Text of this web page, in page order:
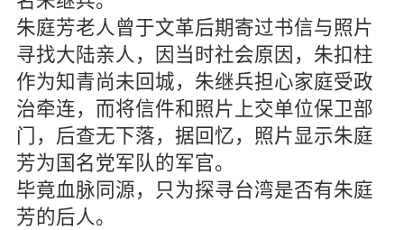
朱庭芳老人曾于文革后期寄过书信与照片
寻找大陆亲人，因当时社会原因，朱扣柱
作为知青尚未回城，朱继兵担心家庭受政
治牵连，而将信件和照片上交单位保卫部
门，后查无下落，据回忆，照片显示朱庭
芳为国名党军队的军官。
毕竟血脉同源，只为探寻台湾是否有朱庭
芳的后人。